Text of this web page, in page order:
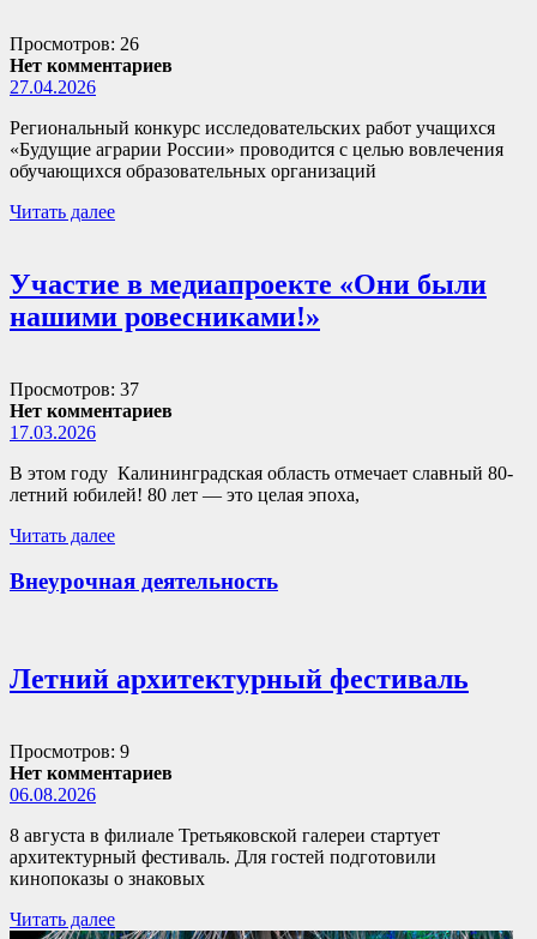
Просмотров: 26
Нет комментариев
27.04.2026
Региональный конкурс исследовательских работ учащихся
«Будущие аграрии России» проводится с целью вовлечения
обучающихся образовательных организаций
Читать далее
Участие в медиапроекте «Они были
нашими ровесниками!»
Просмотров: 37
Нет комментариев
17.03.2026
В этом году Калининградская область отмечает славный 80-
летний юбилей! 80 лет — это целая эпоха,
Читать далее
Внеурочная деятельность
Летний архитектурный фестиваль
Просмотров: 9
Нет комментариев
06.08.2026
8 августа в филиале Третьяковской галереи стартует
архитектурный фестиваль. Для гостей подготовили
кинопоказы о знаковых
Читать далее